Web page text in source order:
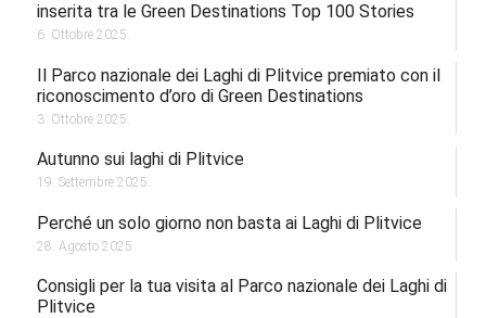
inserita tra le Green Destinations Top 100 Stories
6. Ottobre 2025.
Il Parco nazionale dei Laghi di Plitvice premiato con il
riconoscimento d’oro di Green Destinations
3. Ottobre 2025.
Autunno sui laghi di Plitvice
19. Settembre 2025.
Perché un solo giorno non basta ai Laghi di Plitvice
28. Agosto 2025.
Consigli per la tua visita al Parco nazionale dei Laghi di
Plitvice